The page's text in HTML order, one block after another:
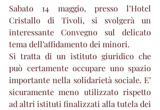
Sabato 14 maggio, presso l’Hotel
Cristallo di Tivoli, si svolgerà un
interessante Convegno sul delicato
tema dell’affidamento dei minori.
Si tratta di un istituto giuridico che
può certamente occupare uno spazio
importante nella solidarietà sociale. E’
sicuramente meno utilizzato rispetto
ad altri istituti finalizzati alla tutela dei